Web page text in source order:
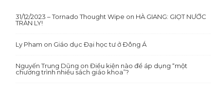
31/12/2023 – Tornado Thought Wipe on HÀ GIANG: GIỌT NƯỚC
TRÀN LY!
Ly Pham on Giáo dục Đại học tư ở Đông Á
Nguyến Trung Dũng onĐiều kiện nào để áp dụng “một
chương trình nhiều sách giáo khoa”?